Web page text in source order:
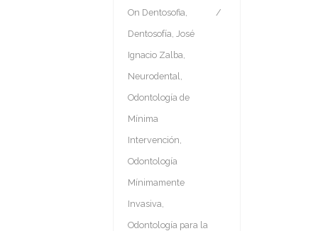
On Dentosofia
Dentosofía
José
Ignacio Zalba
Neurodental
Odontología de
Mínima
Intervención
Odontología
Mínimamente
Invasiva
Odontología para la